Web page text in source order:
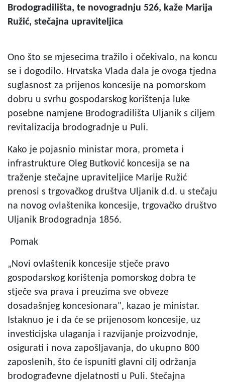
Brodogradilišta, te novogradnju 526, kaže Marija
Ružić, stečajna upraviteljica
Ono što se mjesecima tražilo i očekivalo, na koncu
se i dogodilo. Hrvatska Vlada dala je ovoga tjedna
suglasnost za prijenos koncesije na pomorskom
dobru u svrhu gospodarskog korištenja luke
posebne namjene Brodogradilišta Uljanik s ciljem
revitalizacija brodogradnje u Puli.
Kako je pojasnio ministar mora, prometa i
infrastrukture Oleg Butković koncesija se na
traženje stečajne upraviteljice Marije Ružić
prenosi s trgovačkog društva Uljanik d.d. u stečaju
na novog ovlaštenika koncesije, trgovačko društvo
Uljanik Brodogradnja 1856.
Pomak
„Novi ovlaštenik koncesije stječe pravo
gospodarskog korištenja pomorskog dobra te
stječe sva prava i preuzima sve obveze
dosadašnjeg koncesionara", kazao je ministar.
Istaknuo je i da će se prijenosom koncesije, uz
investicijska ulaganja i razvijanje proizvodnje,
osigurati i nova zapošljavanja, do ukupno 800
zaposlenih, što će ispuniti glavni cilj održanja
brodograđevne djelatnosti u Puli. Stečajna